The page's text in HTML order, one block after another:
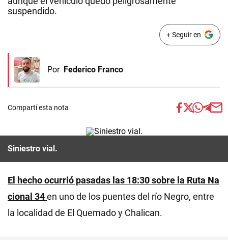
suspendido.
+ Seguir en
Por Federico Franco
Compartí esta nota
Siniestro vial.
El hecho ocurrió pasadas las 18:30 sobre la Ruta Na
cional 34en uno de los puentes del río Negro, entre
la localidad de El Quemado y Chalican.